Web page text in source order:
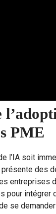
PME
l’IA soit
des
entreprises
pour intégrer
se